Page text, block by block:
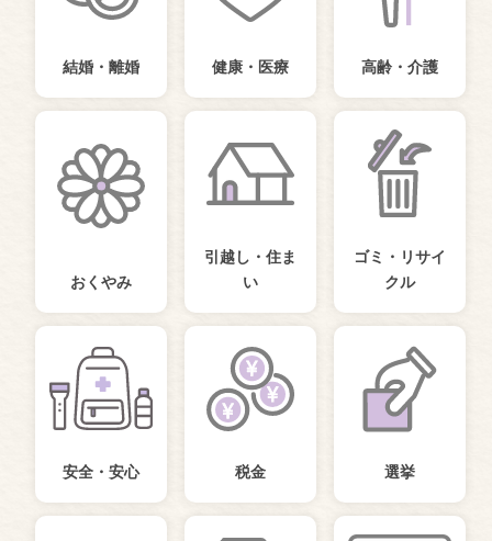
結婚・離婚 健康・医療 高齢・介護
おくやみ
引越し・住ま
い
ゴミ・リサイ
クル
安全・安心 税金 選挙